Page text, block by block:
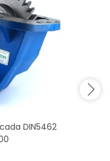
DIN5462